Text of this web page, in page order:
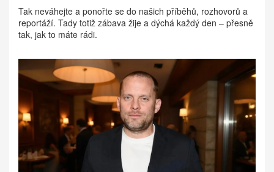
Tak neváhejte a ponořte se do našich příběhů, rozhovorů a
reportáží. Tady totiž zábava žije a dýchá každý den – přesně
tak, jak to máte rádi.